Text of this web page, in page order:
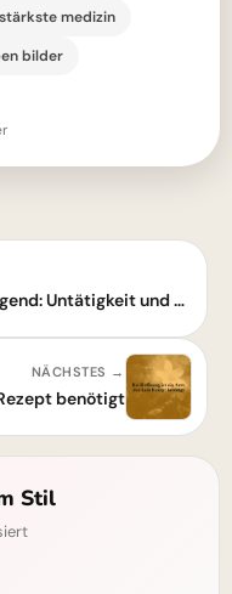
medizin
bilder
Die größten Fehler der Jugend: Untätigkeit und Zögern
NÄCHSTES →
benötigt
Stil